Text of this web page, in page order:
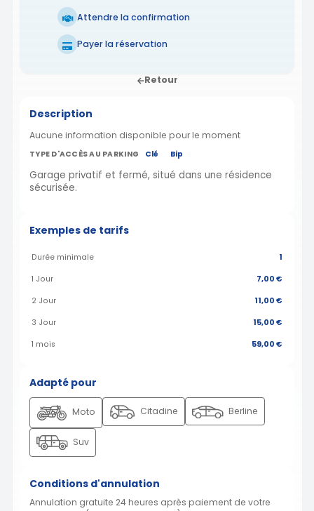
Attendre la confirmation
Payer la réservation
Retour
Description
Aucune information disponible pour le moment
TYPE D'ACCÈS AU PARKING Clé Bip
Garage privatif et fermé, situé dans une résidence
sécurisée.
Exemples de tarifs
Durée minimale 1
1 Jour 7,00 €
2 Jour 11,00 €
3 Jour 15,00 €
1 mois 59,00 €
Adapté pour
Moto Citadine Berline
Suv
Conditions d'annulation
Annulation gratuite 24 heures après paiement de votre